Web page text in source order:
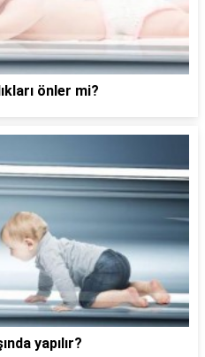
önler mi?
yapılır?